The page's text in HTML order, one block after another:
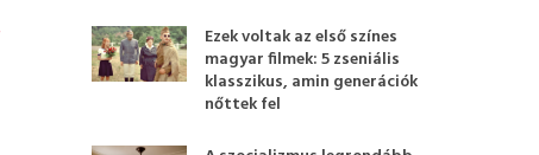
Ezek voltak az első színes
magyar filmek: 5 zseniális
klasszikus, amin generációk
nőttek fel